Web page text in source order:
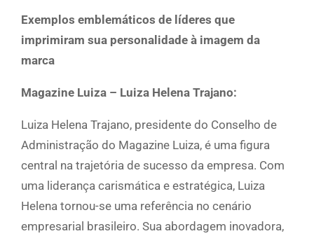
Exemplos emblemáticos de líderes que
imprimiram sua personalidade à imagem da
marca
Magazine Luiza – Luiza Helena Trajano:
Luiza Helena Trajano, presidente do Conselho de
Administração do Magazine Luiza, é uma figura
central na trajetória de sucesso da empresa. Com
uma liderança carismática e estratégica, Luiza
Helena tornou-se uma referência no cenário
empresarial brasileiro. Sua abordagem inovadora,